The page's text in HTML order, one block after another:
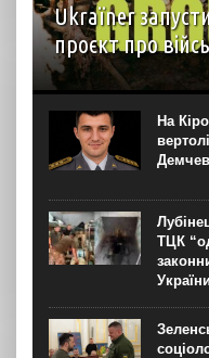
Ukraїner
проєкт про
На YouTube-каналі
першої серії нового
спільноти”. Про це
“Кожна серія
цінностям, внутрішній...
На
ТЦК